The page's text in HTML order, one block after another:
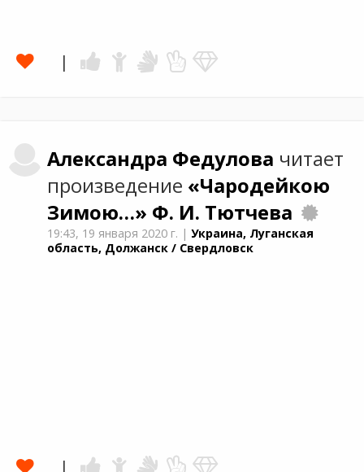
Александра Федулова читает
произведение «Чародейкою
Зимою…» Ф. И. Тютчева
19:43, 19 января 2020 г. |Украина, Луганская
область, Должанск / Свердловск